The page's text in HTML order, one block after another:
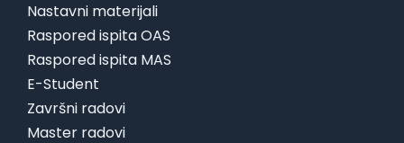
Nastavni materijali
Raspored ispita OAS
Raspored ispita MAS
E-Student
Završni radovi
Master radovi